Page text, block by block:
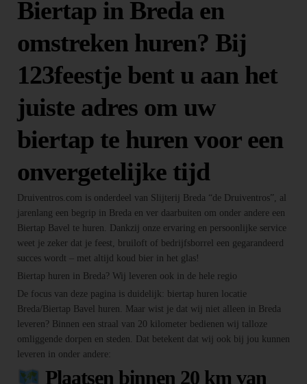
Biertap in Breda en
omstreken huren? Bij
123feestje bent u aan het
juiste adres om uw
biertap te huren voor een
onvergetelijke tijd
Druiventros.com is onderdeel van Slijterij Breda “de Druiventros”, al
jarenlang een begrip in Breda en ver daarbuiten om onder andere een
Biertap Bavel te huren. Dankzij onze ervaring en persoonlijke service
weet je zeker dat je feest, bruiloft of bedrijfsborrel een gegarandeerd
succes wordt – met altijd koud bier in het glas!
Biertap huren in Breda? Wij leveren ook in de hele regio
De focus van deze pagina is duidelijk: biertap huren locatie
Breda/Biertap Bavel huren. Maar wist je dat wij niet alleen in Breda
leveren? Binnen een straal van 20 kilometer bedienen wij talloze
omliggende dorpen en steden. Dat betekent dat wij ook bij jou kunnen
leveren in onder andere:
Plaatsen binnen 20 km van